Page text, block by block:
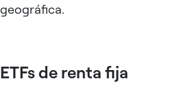
geográfica.
ETFs de renta fija